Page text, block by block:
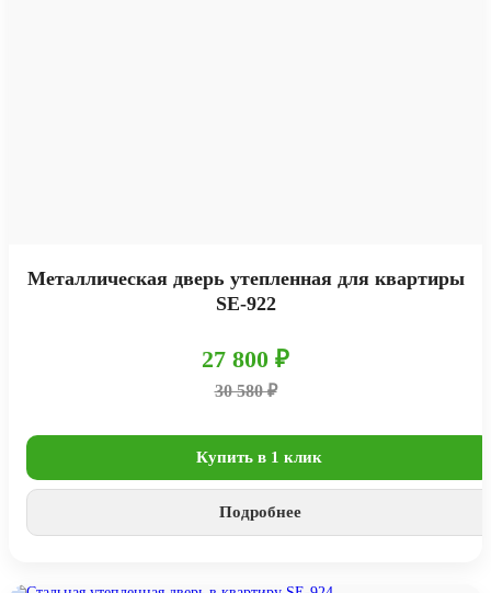
Металлическая дверь утепленная для квартиры
SE-922
27 800 ₽
30 580 ₽
Купить в 1 клик
Подробнее